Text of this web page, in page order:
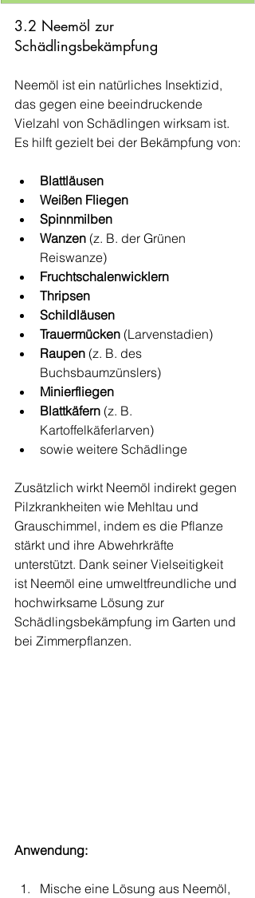
3.2 Neemöl zur
Schädlingsbekämpfung
Neemöl ist ein natürliches Insektizid,
das gegen eine beeindruckende
Vielzahl von Schädlingen wirksam ist.
Es hilft gezielt bei der Bekämpfung von:
Blattläusen
Weißen Fliegen
Spinnmilben
Wanzen (z. B. der Grünen
Reiswanze)
Fruchtschalenwicklern
Thripsen
Schildläusen
Trauermücken (Larvenstadien)
Raupen (z. B. des
Buchsbaumzünslers)
Minierfliegen
Blattkäfern (z. B.
Kartoffelkäferlarven)
sowie weitere Schädlinge
Zusätzlich wirkt Neemöl indirekt gegen
Pilzkrankheiten wie Mehltau und
Grauschimmel, indem es die Pflanze
stärkt und ihre Abwehrkräfte
unterstützt. Dank seiner Vielseitigkeit
ist Neemöl eine umweltfreundliche und
hochwirksame Lösung zur
Schädlingsbekämpfung im Garten und
bei Zimmerpflanzen.
Anwendung:
Mische eine Lösung aus Neemöl,